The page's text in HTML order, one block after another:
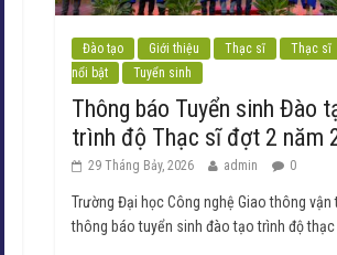
Đào tạo Giới thiệu Thạc sĩ Thạc sĩ
nổi bật
Tuyển sinh
Thông báo Tuyển sinh Đào
trình độ Thạc sĩ đợt 2 năm
29 Tháng Bảy, 2026 admin 0
Trường Đại học Công nghệ Giao thông vận
thông báo tuyển sinh đào tạo trình độ